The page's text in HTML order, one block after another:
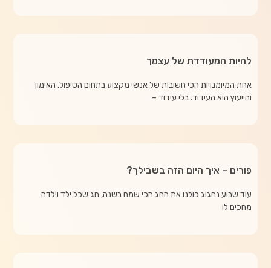
להיות המעודדת של עצמך
אחת המיומנויות הכי חשובות של אנשי מקצוע בתחום הטיפול, האימון
והייעוץ הוא העידוד. בלי עידוד –
פורים – איך היום הזה בשבילך?
עוד שבוע נחגוג כולנו את החג הכי שמח בשנה, חג שכל ילד וילדה
מחכים לו